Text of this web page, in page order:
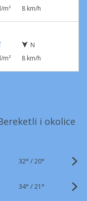
m²
8 km/h
m²
N
8 km/h
i okolice
32° /20°
34° /21°